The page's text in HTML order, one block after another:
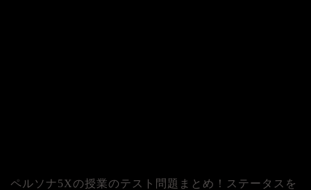
ペルソナ5Xの授業のテスト問題まとめ！ステータスを